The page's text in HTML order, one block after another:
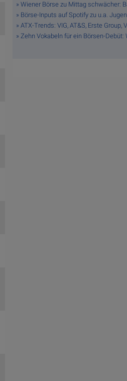
» Wiener Börse zu Mittag schwächer:
» Börse-Inputs auf Spotify zu u.a.
» ATX-Trends: VIG, AT&S, Erste Group,
» Zehn Vokabeln für ein Börsen-